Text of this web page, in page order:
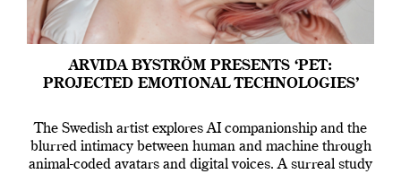
ARVIDA BYSTRÖM PRESENTS ‘PET:
PROJECTED EMOTIONAL TECHNOLOGIES’
The Swedish artist explores AI companionship and the
blurred intimacy between human and machine through
animal-coded avatars and digital voices. A surreal study